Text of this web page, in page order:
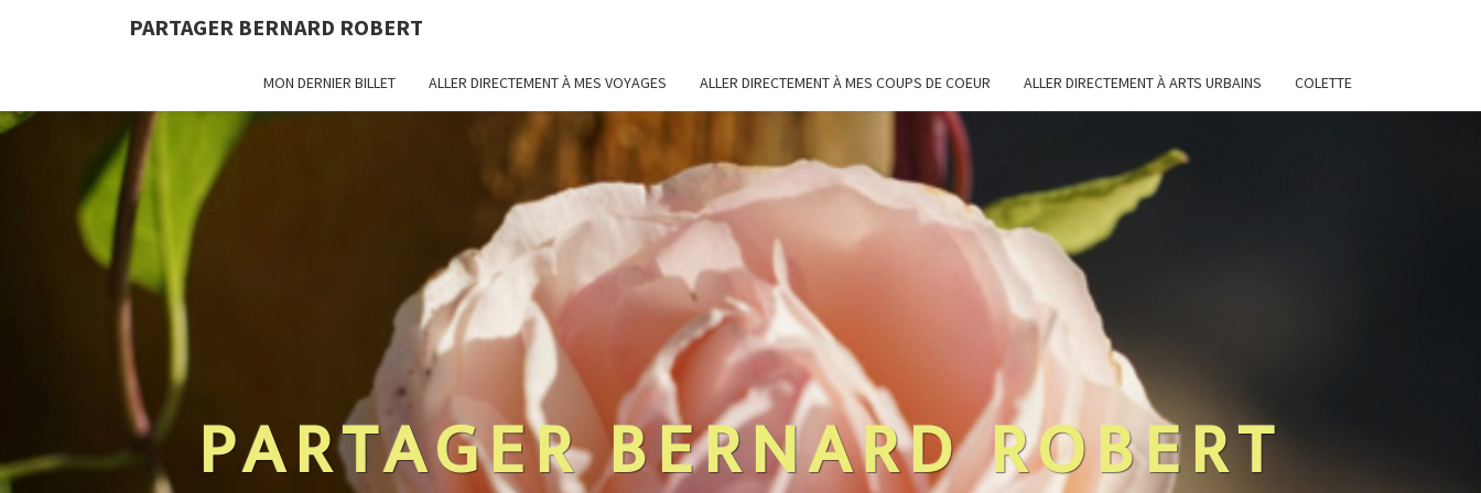
PARTAGER BERNARD ROBERT
MON DERNIER BILLET ALLER DIRECTEMENT À MES VOYAGES ALLER DIRECTEMENT À MES COUPS DE COEUR ALLER DIRECTEMENT À ARTS URBAINS COLETTE
PARTAGER BERNARD ROBERT